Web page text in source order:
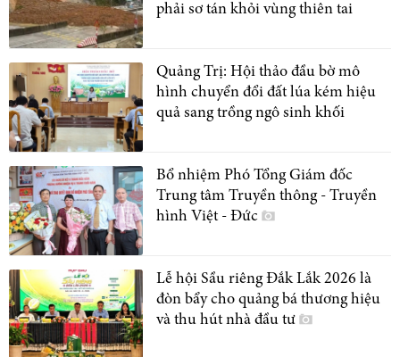
phải sơ tán khỏi vùng thiên tai
Quảng Trị: Hội thảo đầu bờ mô
hình chuyển đổi đất lúa kém hiệu
quả sang trồng ngô sinh khối
Bổ nhiệm Phó Tổng Giám đốc
Trung tâm Truyền thông - Truyền
hình Việt - Đức
Lễ hội Sầu riêng Đắk Lắk 2026 là
đòn bẩy cho quảng bá thương hiệu
và thu hút nhà đầu tư